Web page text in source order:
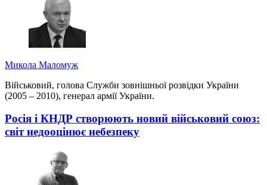
Микола Маломуж
Військовий, голова Служби зовнішньої розвідки України
(2005 – 2010), генерал армії України.
Росія і КНДР створюють новий військовий союз:
світ недооцінює небезпеку